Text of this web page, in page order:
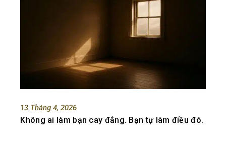
13 Tháng 4, 2026
Không ai làm bạn cay đắng. Bạn tự làm điều đó.